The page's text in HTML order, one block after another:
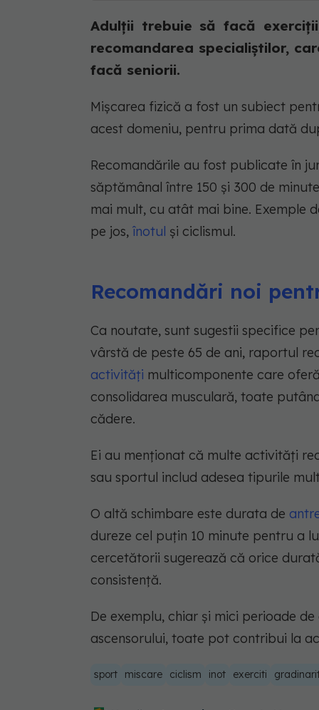
Adulții trebuie să facă
recomandarea specialiștilor,
facă seniorii.
Mișcarea fizică a fost un subiect
acest domeniu, pentru prima dată
Recomandările au fost publicate în
săptămânal între 150 și 300 de
mai mult, cu atât mai bine. Exemple
pe jos, înotul și ciclismul.
Recomandări noi
Ca noutate, sunt sugestii specifice
vârstă de peste 65 de ani, raportul
activități multicomponente care
consolidarea musculară, toate
cădere.
Ei au menționat că multe activități
sau sportul includ adesea tipurile
O altă schimbare este durata de
dureze cel puțin 10 minute pentru a
cercetătorii sugerează că orice
consistență.
De exemplu, chiar și mici perioade
ascensorului, toate pot contribui la
sport miscare ciclism inot exerciti